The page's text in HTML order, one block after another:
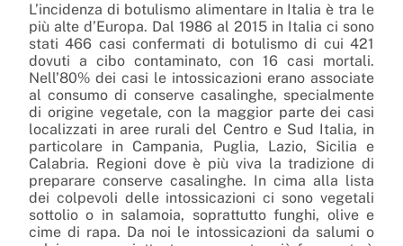
L’incidenza di botulismo alimentare in Italia è tra le
più alte d’Europa. Dal 1986 al 2015 in Italia ci sono
stati 466 casi confermati di botulismo di cui 421
dovuti a cibo contaminato, con 16 casi mortali.
Nell’80% dei casi le intossicazioni erano associate
al consumo di conserve casalinghe, specialmente
di origine vegetale, con la maggior parte dei casi
localizzati in aree rurali del Centro e Sud Italia, in
particolare in Campania, Puglia, Lazio, Sicilia e
Calabria. Regioni dove è più viva la tradizione di
preparare conserve casalinghe. In cima alla lista
dei colpevoli delle intossicazioni ci sono vegetali
sottolio o in salamoia, soprattutto funghi, olive e
cime di rapa. Da noi le intossicazioni da salumi o